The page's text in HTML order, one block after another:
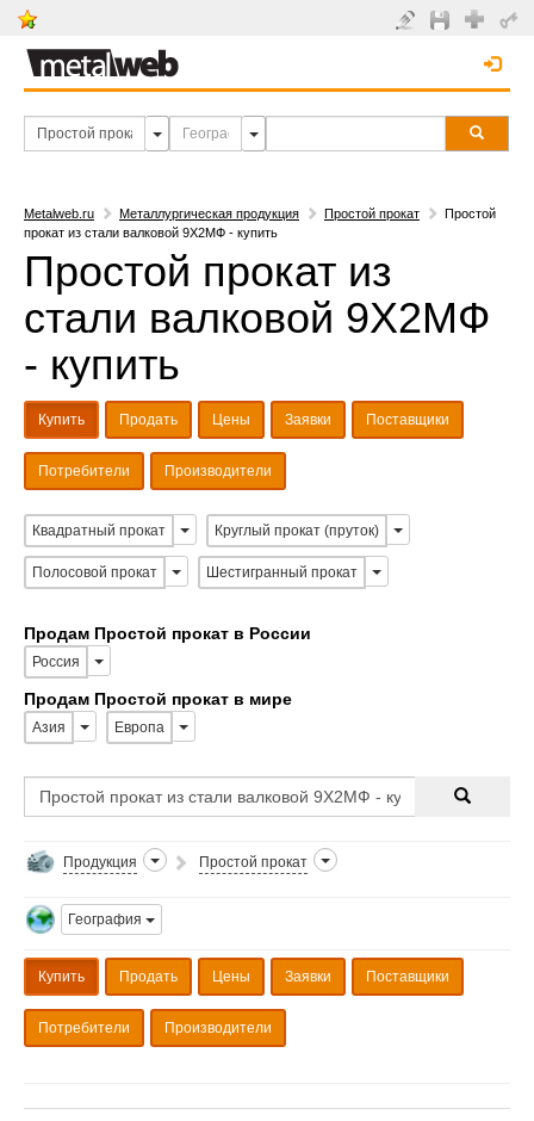
Metalweb.ru Металлургическая продукция Простой прокат
Простой
прокат из стали валковой 9Х2МФ - купить
Простой прокат из
стали валковой 9Х2МФ
- купить
Купить Продать Цены Заявки Поставщики
Потребители Производители
Квадратный прокат Круглый прокат (пруток)
Полосовой прокат Шестигранный прокат
Продам Простой прокат в России
Россия
Продам Простой прокат в мире
Азия Европа
Продукция Простой прокат
География
Купить Продать Цены Заявки Поставщики
Потребители Производители